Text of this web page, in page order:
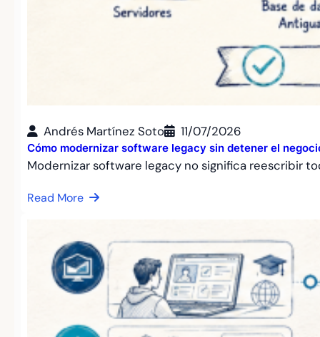
Andrés Martínez Soto 11/07/2026
Cómo modernizar software legacy sin detener el
Modernizar software legacy no significa reescribir
Read More